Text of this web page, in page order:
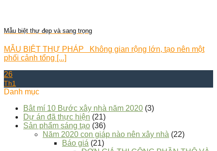
Mẫu biệt thự đẹp và sang trọng
MẪU BIỆT THỰ PHÁP Không gian rộng lớn, tạo nên một
phối cảnh tổng [...]
26
Th1
Danh mục
Bât mí 10 Bước xây nhà năm 2020 (3)
Dự án đã thực hiện (21)
Sản phẩm sáng tạo (36)
Năm 2020 con giáp nào nên xây nhà (22)
Báo giá (21)